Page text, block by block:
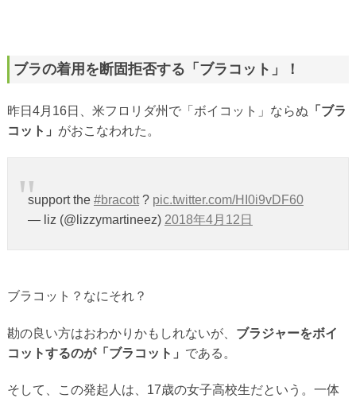
ブラの着用を断固拒否する「ブラコット」！
昨日4月16日、米フロリダ州で「ボイコット」ならぬ 「ブラ
コット」 がおこなわれた。
support the #bracott? pic.twitter.com/HI0i9vDF60
— liz (@lizzymartineez) 2018年4月12日
ブラコット？なにそれ？
勘の良い方はおわかりかもしれないが、 ブラジャーをボイ
コットするのが「ブラコット」 である。
そして、この発起人は、17歳の女子高校生だという。一体